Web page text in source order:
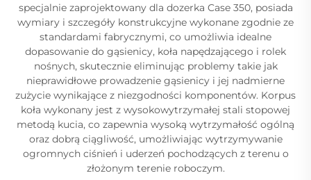
specjalnie zaprojektowany dla dozerka Case 350, posiada
wymiary i szczegóły konstrukcyjne wykonane zgodnie ze
standardami fabrycznymi, co umożliwia idealne
dopasowanie do gąsienicy, koła napędzającego i rolek
nośnych, skutecznie eliminując problemy takie jak
nieprawidłowe prowadzenie gąsienicy i jej nadmierne
zużycie wynikające z niezgodności komponentów. Korpus
koła wykonany jest z wysokowytrzymałej stali stopowej
metodą kucia, co zapewnia wysoką wytrzymałość ogólną
oraz dobrą ciągliwość, umożliwiając wytrzymywanie
ogromnych ciśnień i uderzeń pochodzących z terenu o
złożonym terenie roboczym.